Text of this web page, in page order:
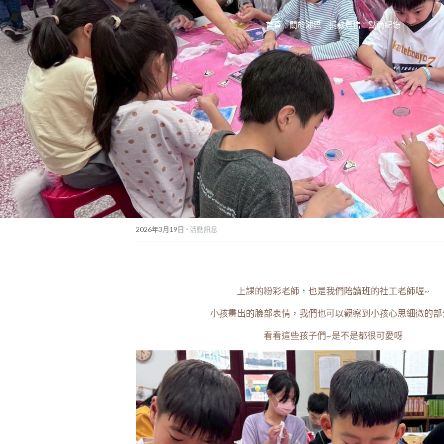
首頁 關於沛恩 捐款責信 點滴紀錄
2026年3月19日 · 活動訊息
上課的粉彩老師，也是我們陪讀班的社工老師喔~
小孩畫出的臉部表情，我們也可以觀察到小孩心思細微的
看看這些孩子們~是不是都很可愛呀